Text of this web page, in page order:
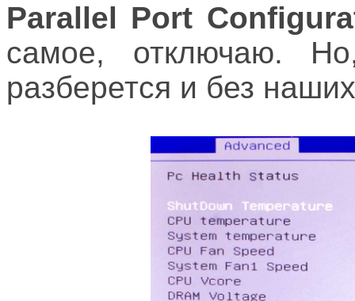
Parallel Port
самое, отключаю.
разберется и без